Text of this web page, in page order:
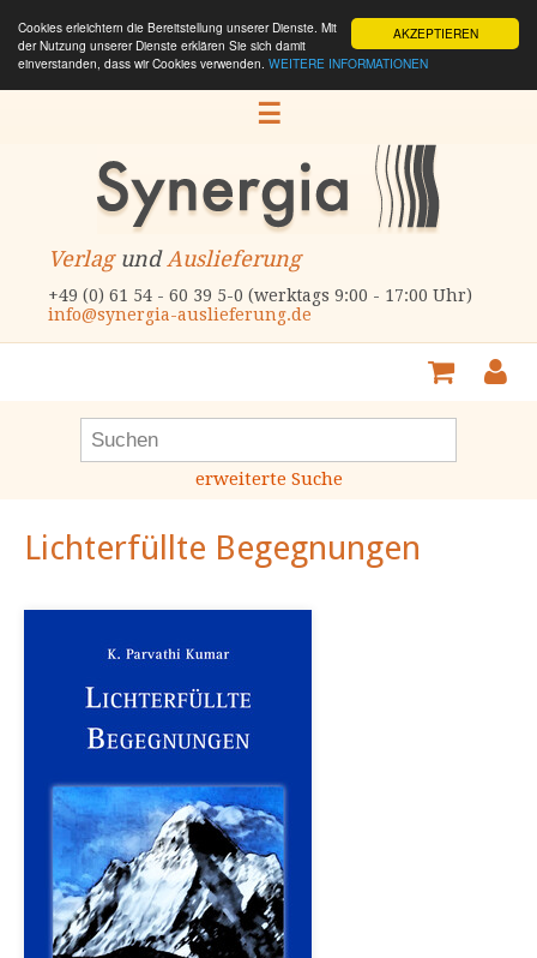
AKZEPTIEREN
Cookies erleichtern die Bereitstellung unserer Dienste. Mit
der Nutzung unserer Dienste erklären Sie sich damit
einverstanden, dass wir Cookies verwenden. WEITERE INFORMATIONEN
☰
VerlagundAuslieferung
+49 (0) 61 54 - 60 39 5-0 (werktags 9:00 - 17:00 Uhr)
info@synergia-auslieferung.de
erweiterte Suche
Lichterfüllte Begegnungen